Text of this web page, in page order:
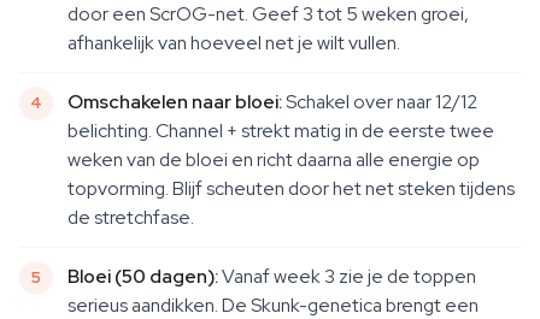
door een ScrOG-net. Geef 3 tot 5 weken groei,
afhankelijk van hoeveel net je wilt vullen.
Omschakelen naar bloei:Schakel over naar 12/12
belichting. Channel + strekt matig in de eerste twee
weken van de bloei en richt daarna alle energie op
topvorming. Blijf scheuten door het net steken tijdens
de stretchfase.
Bloei (50 dagen):Vanaf week 3 zie je de toppen
serieus aandikken. De Skunk-genetica brengt een